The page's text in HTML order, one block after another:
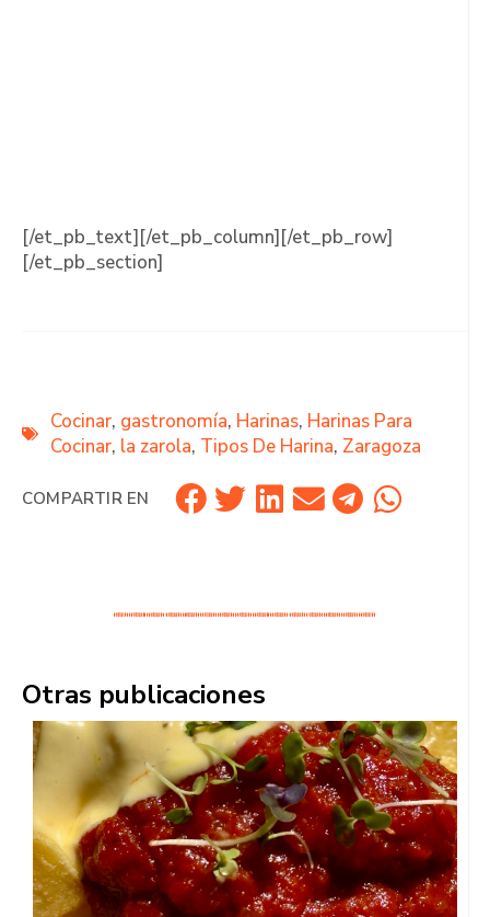
[/et_pb_text][/et_pb_column][/et_pb_row]
[/et_pb_section]
Cocinar, gastronomía, Harinas, Harinas Para
Cocinar, la zarola, Tipos De Harina, Zaragoza
COMPARTIR EN
Otras publicaciones